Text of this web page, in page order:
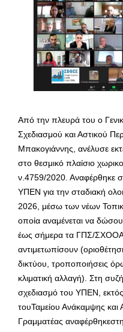
Από την πλευρά του ο
Σχεδιασμού και Αστικού
Μπακογιάννης, ανέλυσε
στο θεσμικό πλαίσιο
ν.4759/2020. Αναφέρθηκε
ΥΠΕΝ για την σταδιακή
2026, μέσω των νέων
οποία αναμένεται να
έως σήμερα τα ΓΠΣ/
αντιμετωπίσουν
δικτύου, τροποποιήσεις
κλιματική αλλαγή). Στη
σχεδιασμό του ΥΠΕΝ,
τουΤαμείου Ανάκαμψης και
Γραμματέας